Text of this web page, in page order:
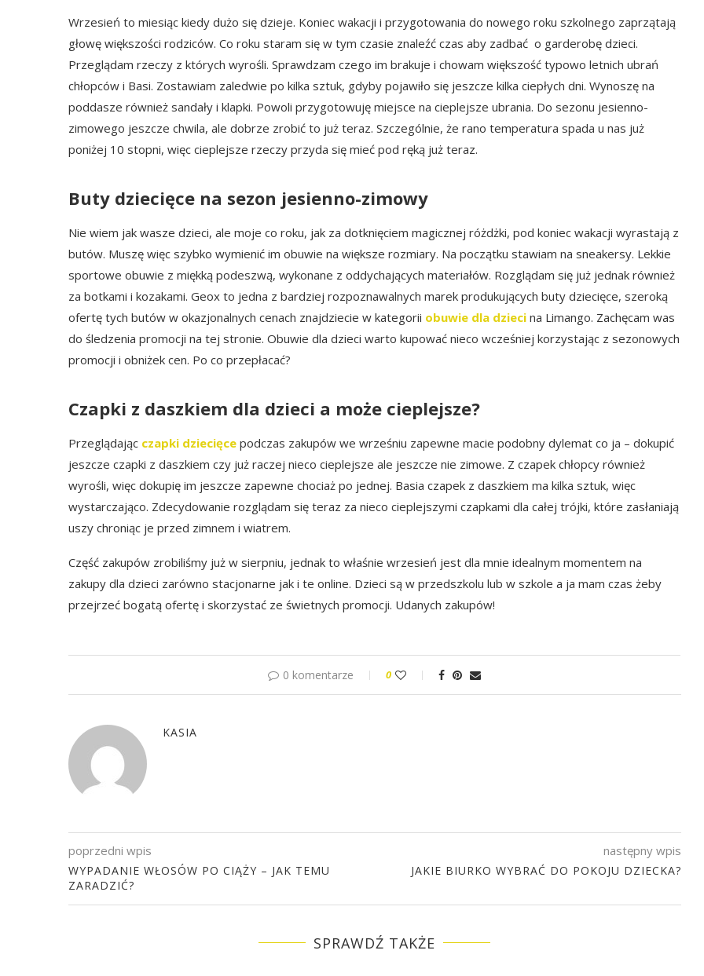
Wrzesień to miesiąc kiedy dużo się dzieje. Koniec wakacji i przygotowania do nowego roku szkolnego zaprzątają
głowę większości rodziców. Co roku staram się w tym czasie znaleźć czas aby zadbać o garderobę dzieci.
Przeglądam rzeczy z których wyrośli. Sprawdzam czego im brakuje i chowam większość typowo letnich ubrań
chłopców i Basi. Zostawiam zaledwie po kilka sztuk, gdyby pojawiło się jeszcze kilka ciepłych dni. Wynoszę na
poddasze również sandały i klapki. Powoli przygotowuję miejsce na cieplejsze ubrania. Do sezonu jesienno-
zimowego jeszcze chwila, ale dobrze zrobić to już teraz. Szczególnie, że rano temperatura spada u nas już
poniżej 10 stopni, więc cieplejsze rzeczy przyda się mieć pod ręką już teraz.
Buty dziecięce na sezon jesienno-zimowy
Nie wiem jak wasze dzieci, ale moje co roku, jak za dotknięciem magicznej różdżki, pod koniec wakacji wyrastają z
butów. Muszę więc szybko wymienić im obuwie na większe rozmiary. Na początku stawiam na sneakersy. Lekkie
sportowe obuwie z miękką podeszwą, wykonane z oddychających materiałów. Rozglądam się już jednak również
za botkami i kozakami. Geox to jedna z bardziej rozpoznawalnych marek produkujących buty dziecięce, szeroką
ofertę tych butów w okazjonalnych cenach znajdziecie w kategorii obuwie dla dzieci na Limango. Zachęcam was
do śledzenia promocji na tej stronie. Obuwie dla dzieci warto kupować nieco wcześniej korzystając z sezonowych
promocji i obniżek cen. Po co przepłacać?
Czapki z daszkiem dla dzieci a może cieplejsze?
Przeglądając czapki dziecięce podczas zakupów we wrześniu zapewne macie podobny dylemat co ja – dokupić
jeszcze czapki z daszkiem czy już raczej nieco cieplejsze ale jeszcze nie zimowe. Z czapek chłopcy również
wyrośli, więc dokupię im jeszcze zapewne chociaż po jednej. Basia czapek z daszkiem ma kilka sztuk, więc
wystarczająco. Zdecydowanie rozglądam się teraz za nieco cieplejszymi czapkami dla całej trójki, które zasłaniają
uszy chroniąc je przed zimnem i wiatrem.
Część zakupów zrobiliśmy już w sierpniu, jednak to właśnie wrzesień jest dla mnie idealnym momentem na
zakupy dla dzieci zarówno stacjonarne jak i te online. Dzieci są w przedszkolu lub w szkole a ja mam czas żeby
przejrzeć bogatą ofertę i skorzystać ze świetnych promocji. Udanych zakupów!
0 komentarze 0
KASIA
poprzedni wpis
WYPADANIE WŁOSÓW PO CIĄŻY – JAK TEMU
ZARADZIĆ?
następny wpis
JAKIE BIURKO WYBRAĆ DO POKOJU DZIECKA?
SPRAWDŹ TAKŻE